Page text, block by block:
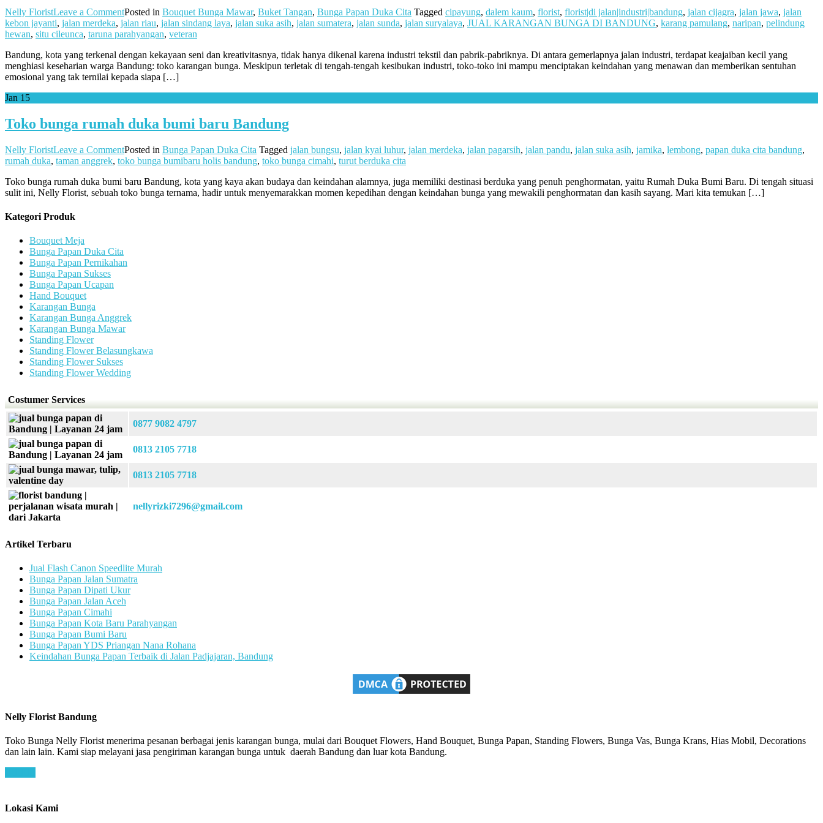
Nelly FloristLeave a Commenton
toko
karangan
jalan
industri
bandung
Posted in Bouquet Bunga Mawar, Buket Tangan, Bunga Papan Duka Cita Tagged cipayung, dalem kaum, florist, florist|di jalan|industri|bandung, jalan cijagra, jalan jawa, jalan
kebon jayanti, jalan merdeka, jalan riau, jalan sindang laya, jalan suka asih, jalan sumatera, jalan sunda, jalan suryalaya, JUAL KARANGAN BUNGA DI BANDUNG, karang pamulang, naripan, pelindung
hewan, situ cileunca, taruna parahyangan, veteran
Bandung, kota yang terkenal dengan kekayaan seni dan kreativitasnya, tidak hanya dikenal karena industri tekstil dan pabrik-pabriknya. Di antara gemerlapnya jalan industri, terdapat keajaiban kecil yang
menghiasi keseharian warga Bandung: toko karangan bunga. Meskipun terletak di tengah-tengah kesibukan industri, toko-toko ini mampu menciptakan keindahan yang menawan dan memberikan sentuhan
emosional yang tak ternilai kepada siapa […]
Jan 15
Toko bunga rumah duka bumi baru Bandung
Nelly FloristLeave a Commenton
Toko
rumah
duka
Posted in Bunga Papan Duka Cita Tagged jalan bungsu, jalan kyai luhur, jalan merdeka, jalan pagarsih, jalan pandu, jalan suka asih, jamika, lembong, papan duka cita bandung,
rumah duka, taman anggrek, toko bunga bumibaru holis bandung, toko bunga cimahi, turut berduka cita
Toko bunga rumah duka bumi baru Bandung, kota yang kaya akan budaya dan keindahan alamnya, juga memiliki destinasi berduka yang penuh penghormatan, yaitu Rumah Duka Bumi Baru. Di tengah situasi
sulit ini, Nelly Florist, sebuah toko bunga ternama, hadir untuk menyemarakkan momen kepedihan dengan keindahan bunga yang mewakili penghormatan dan kasih sayang. Mari kita temukan […]
Kategori Produk
Bouquet Meja
Bunga Papan Duka Cita
Bunga Papan Pernikahan
Bunga Papan Sukses
Bunga Papan Ucapan
Hand Bouquet
Karangan Bunga
Karangan Bunga Anggrek
Karangan Bunga Mawar
Standing Flower
Standing Flower Belasungkawa
Standing Flower Sukses
Standing Flower Wedding
Costumer Services
0877 9082 4797
0813 2105 7718
0813 2105 7718
nellyrizki7296@gmail.com
Artikel Terbaru
Jual Flash Canon Speedlite Murah
Bunga Papan Jalan Sumatra
Bunga Papan Dipati Ukur
Bunga Papan Jalan Aceh
Bunga Papan Cimahi
Bunga Papan Kota Baru Parahyangan
Bunga Papan Bumi Baru
Bunga Papan YDS Priangan Nana Rohana
Keindahan Bunga Papan Terbaik di Jalan Padjajaran, Bandung
Nelly Florist Bandung
Toko Bunga Nelly Florist menerima pesanan berbagai jenis karangan bunga, mulai dari Bouquet Flowers, Hand Bouquet, Bunga Papan, Standing Flowers, Bunga Vas, Bunga Krans, Hias Mobil, Decorations
dan lain lain. Kami siap melayani jasa pengiriman karangan bunga untuk daerah Bandung dan luar kota Bandung.
Lokasi Kami